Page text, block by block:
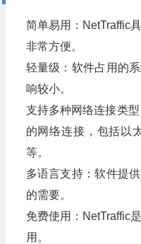
简单易用：NetTraffic
非常方便。
轻量级：软件占用的
响较小。
支持多种网络连接类
的网络连接，包括以
等。
多语言支持：软件提
的需要。
免费使用：NetTraffic
用。